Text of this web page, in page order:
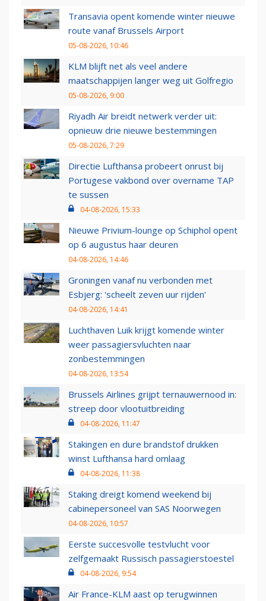
Transavia opent komende winter nieuwe
route vanaf Brussels Airport
05-08-2026, 10:46
KLM blijft net als veel andere
maatschappijen langer weg uit Golfregio
05-08-2026, 9:00
Riyadh Air breidt netwerk verder uit:
opnieuw drie nieuwe bestemmingen
05-08-2026, 7:29
Directie Lufthansa probeert onrust bij
Portugese vakbond over overname TAP
te sussen
04-08-2026, 15:33
Nieuwe Privium-lounge op Schiphol opent
op 6 augustus haar deuren
04-08-2026, 14:46
Groningen vanaf nu verbonden met
Esbjerg: 'scheelt zeven uur rijden'
04-08-2026, 14:41
Luchthaven Luik krijgt komende winter
weer passagiersvluchten naar
zonbestemmingen
04-08-2026, 13:54
Brussels Airlines grijpt ternauwernood in:
streep door vlootuitbreiding
04-08-2026, 11:47
Stakingen en dure brandstof drukken
winst Lufthansa hard omlaag
04-08-2026, 11:38
Staking dreigt komend weekend bij
cabinepersoneel van SAS Noorwegen
04-08-2026, 10:57
Eerste succesvolle testvlucht voor
zelfgemaakt Russisch passagierstoestel
04-08-2026, 9:54
Air France-KLM aast op terugwinnen